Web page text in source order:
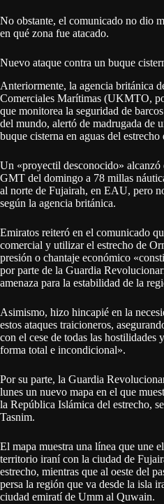
No obstante, el comunicado no dio
en qué zona fue atacado.
Nuevo ataque contra un buque
Anteriormente, la agencia británica
Comerciales Marítimas (UKMTO,
que monitorea la seguridad de
del mundo, alertó de madrugada de
buque cisterna en aguas del estrecho
Un «proyectil desconocido» alcanzó
GMT del domingo a 78 millas
al norte de Fujairah, en EAU, pero
según la agencia británica.
Emiratos reiteró en el comunicado
comercial y utilizar el estrecho de
presión o chantaje económico
por parte de la Guardia
amenaza para la estabilidad de la
Asimismo, hizo hincapié en la
estos ataques traicioneros,
con el cese de todas las hostilidades
forma total e incondicional».
Por su parte, la Guardia
lunes un nuevo mapa en el que
la República Islámica del estrecho,
Tasnim.
El mapa muestra una línea que une
territorio iraní con la ciudad de
estrecho, mientras que al oeste del
persa la región que va desde la isla
ciudad emiratí de Umm al Quwain.